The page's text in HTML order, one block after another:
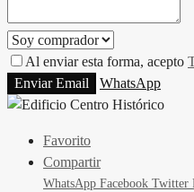
Al enviar esta forma, acepto
Enviar Email
WhatsApp
Favorito
Compartir
WhatsApp Facebook Twitter